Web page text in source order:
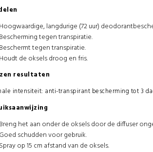
Hoogwaardige, langdurige (72 uur)
Bescherming tegen transpiratie.
Beschermt tegen transpiratie.
Houdt de oksels droog en fris.
resultaten
intensiteit: anti-transpirant bescherming tot 3
Breng het aan onder de oksels door de diffuser
Goed schudden voor gebruik.
Spray op 15 cm afstand van de oksels.